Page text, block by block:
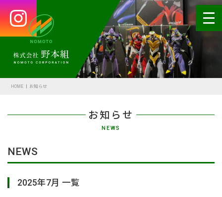
お知らせ
NEWS
HOME お知らせ
NEWS
2025年7月 一覧
HOME
代表あいさつ
会社概要・沿革
アクセス